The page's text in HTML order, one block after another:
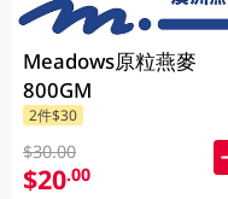
Meadows原粒燕麥
800GM
2件$30
$30.00
$20.00